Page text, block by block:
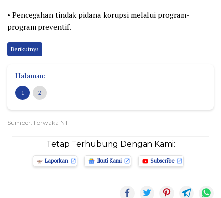
• Pencegahan tindak pidana korupsi melalui program-
program preventif.
Berikutnya
Halaman:
1 2
Sumber: Forwaka NTT
Tetap Terhubung Dengan Kami:
Laporkan Ikuti Kami Subscribe